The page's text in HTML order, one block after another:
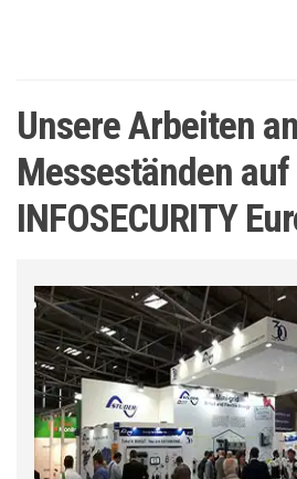
Unsere Arbeiten an
Messeständen
INFOSECURITY